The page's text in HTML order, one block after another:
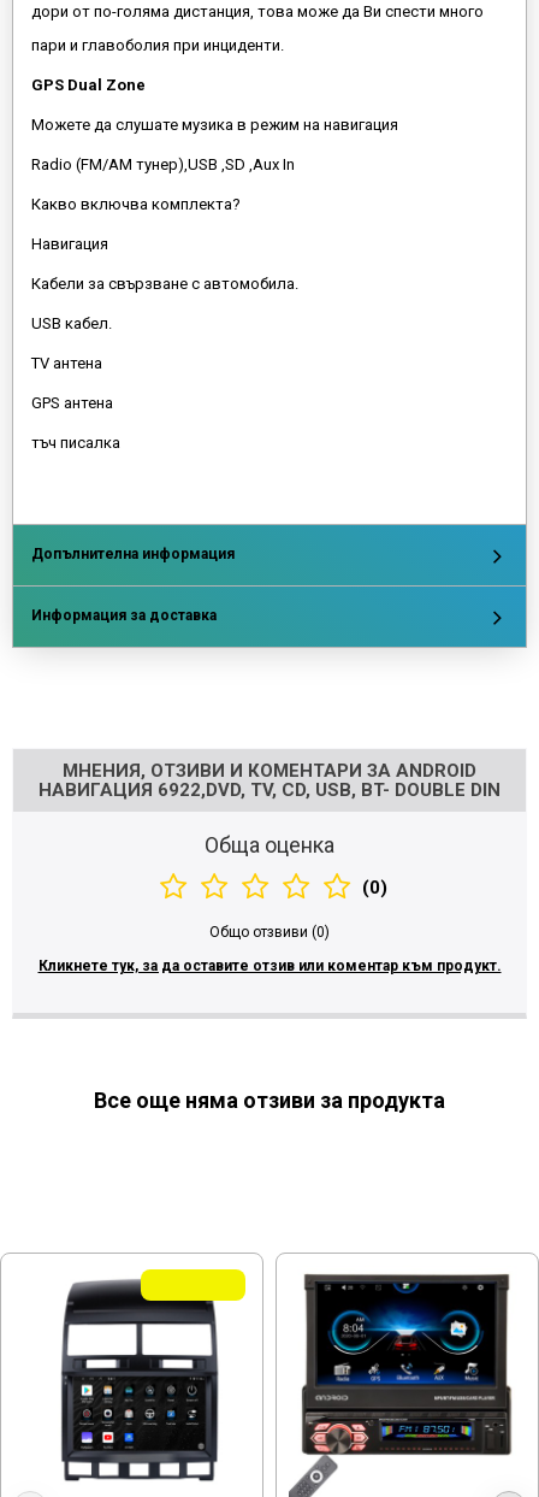
дори от по-голяма дистанция, това може да Ви спести много
пари и главоболия при инциденти.
GPS Dual Zone
Можете да слушате музика в режим на навигация
Radio (FM/AM тунер),USB ,SD ,Aux In
Какво включва комплекта?
Навигация
Кабели за свързване с автомобила.
USB кабел.
TV антена
GPS антена
тъч писалка
Допълнителна информация
Информация за доставка
МНЕНИЯ, ОТЗИВИ И КОМЕНТАРИ ЗА ANDROID
НАВИГАЦИЯ 6922,DVD, TV, CD, USB, BT- DOUBLE DIN
Обща оценка
(0)
Общо отзвиви (0)
Кликнете тук, за да оставите отзив или коментар към продукт.
Все още няма отзиви за продукта